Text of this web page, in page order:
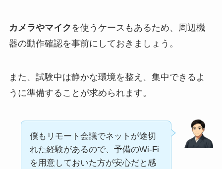
カメラやマイク を使うケースもあるため、周辺機
器の動作確認を事前にしておきましょう。
また、試験中は静かな環境を整え、集中できるよ
うに準備することが求められます。
僕もリモート会議でネットが途切
れた経験があるので、予備のWi-Fi
を用意しておいた方が安心だと感